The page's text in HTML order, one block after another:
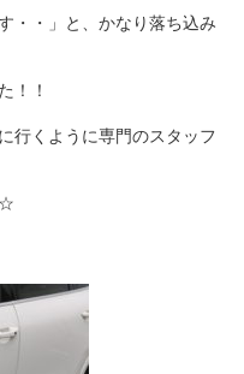
・・」と、かなり落ち込み
！！
行くように専門のスタッフ
☆